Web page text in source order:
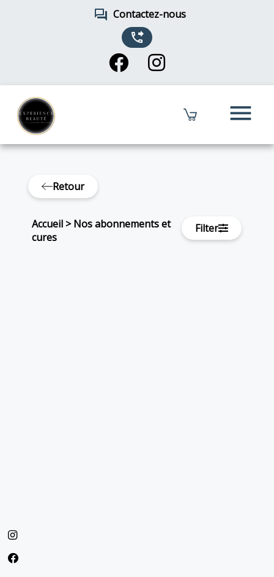
forum Contactez-nous
phone_forwarded
menu
Retour
Accueil >Nos abonnements et
cures
Filter